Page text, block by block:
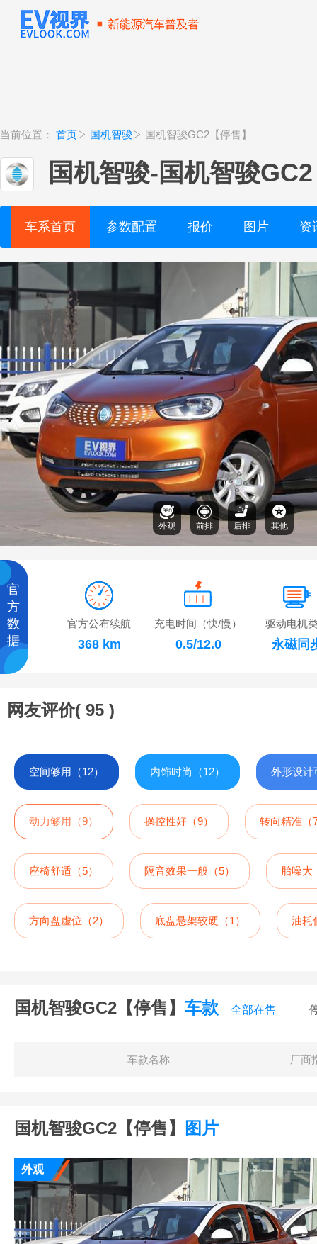
当前位置： 首页 国机智骏 国机智骏GC2【停售】
国机智骏-国机智骏
车系首页 参数配置 报价 图片 资
外观 前排 后排 其他
官
方
数
据
官方公布续航
368 km
充电时间（快/慢）
0.5/12.0
驱动电机
永磁同
网友评价( 95 )
空间够用（12） 内饰时尚（12） 外形设计
动力够用（9） 操控性好（9） 转向精准（
座椅舒适（5） 隔音效果一般（5） 胎噪大
方向盘虚位（2） 底盘悬架较硬（1） 油耗
国机智骏GC2【停售】 车款 全部在售
车款名称 厂商
国机智骏GC2【停售】 图片
外观